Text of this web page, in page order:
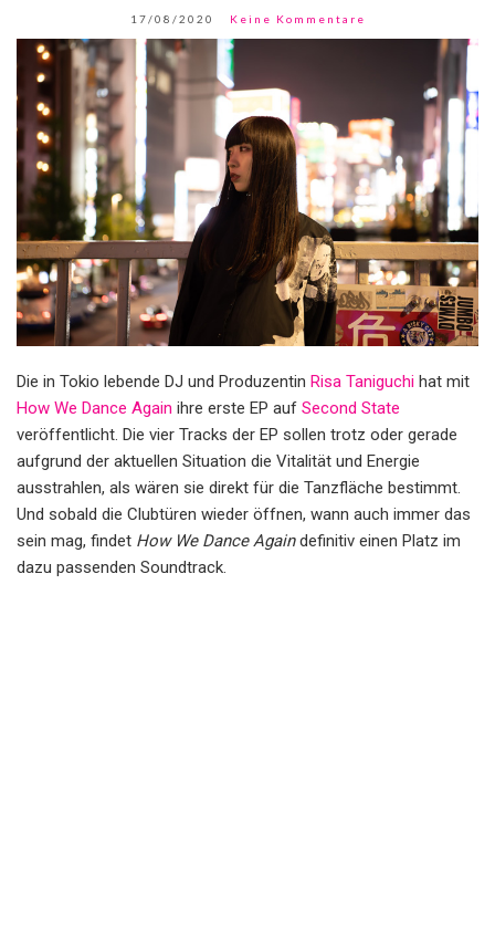
17/08/2020 Keine Kommentare
Die in Tokio lebende DJ und Produzentin Risa Taniguchi hat mit
How We Dance Again ihre erste EP auf Second State
veröffentlicht. Die vier Tracks der EP sollen trotz oder gerade
aufgrund der aktuellen Situation die Vitalität und Energie
ausstrahlen, als wären sie direkt für die Tanzfläche bestimmt.
Und sobald die Clubtüren wieder öffnen, wann auch immer das
sein mag, findet How We Dance Againdefinitiv einen Platz im
dazu passenden Soundtrack.